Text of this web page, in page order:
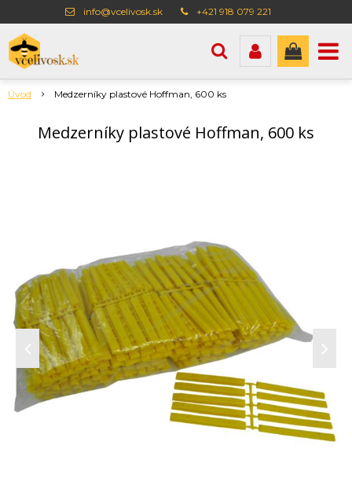
info@vcelivosk.sk +421 918 079 221
Úvod Medzerníky plastové Hoffman, 600 ks
Medzerníky plastové Hoffman, 600 ks